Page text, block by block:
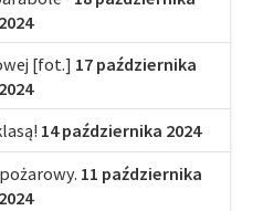
2024
[fot.] 17 października
2024
14 października 2024
11 października
2024